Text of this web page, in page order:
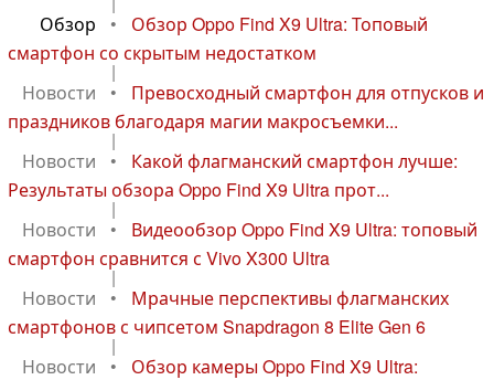
Обзор
•
Обзор Oppo Find X9 Ultra: Топовый
смартфон со скрытым недостатком
|
Новости
•
Превосходный смартфон для отпусков и
праздников благодаря магии макросъемки...
|
Новости
•
Какой флагманский смартфон лучше:
Результаты обзора Oppo Find X9 Ultra прот...
|
Новости
•
Видеообзор Oppo Find X9 Ultra: топовый
смартфон сравнится с Vivo X300 Ultra
|
Новости
•
Мрачные перспективы флагманских
смартфонов с чипсетом Snapdragon 8 Elite Gen 6
|
Новости
•
Обзор камеры Oppo Find X9 Ultra: